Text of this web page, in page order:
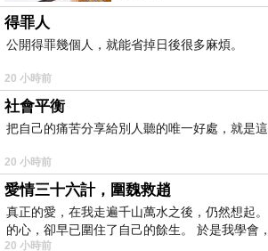
得罪人
公開得罪幾個人，就能省掉日後很多麻煩。
20 小時前
社會平衡
把自己的痛苦分享給別人聽的唯一好處，就是
20 小時前
愛情三十六計，圍魏救趙
真正的愛，在我走遍千山萬水之後，仍然想起
的心，卻早已圍住了自己的餘生。 於是我學會
20 小時前